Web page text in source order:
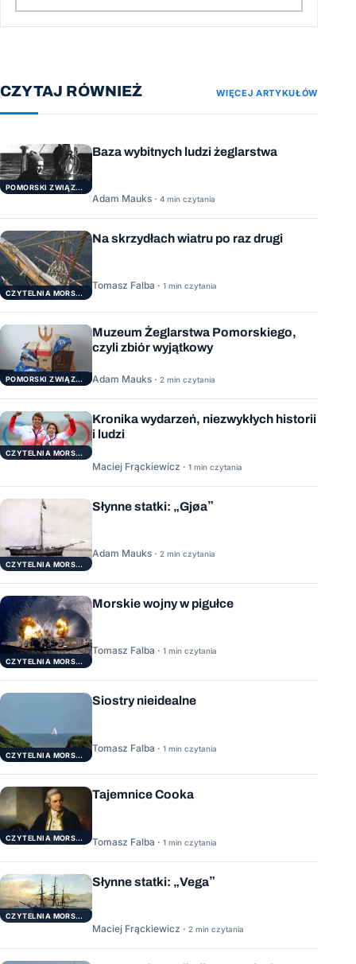
CZYTAJ RÓWNIEŻ WIĘCEJ ARTYKUŁÓW
POMORSKI ZWIĄZEK ŻEGLARSKI
Baza wybitnych ludzi żeglarstwa
Adam Mauks · 4 min czytania
CZYTELNIA MORSKA
Na skrzydłach wiatru po raz drugi
Tomasz Falba · 1 min czytania
POMORSKI ZWIĄZEK ŻEGLARSKI
Muzeum Żeglarstwa Pomorskiego,
czyli zbiór wyjątkowy
Adam Mauks · 2 min czytania
CZYTELNIA MORSKA
Kronika wydarzeń, niezwykłych historii
i ludzi
Maciej Frąckiewicz · 1 min czytania
CZYTELNIA MORSKA
Słynne statki: „Gjøa”
Adam Mauks · 2 min czytania
CZYTELNIA MORSKA
Morskie wojny w pigułce
Tomasz Falba · 1 min czytania
CZYTELNIA MORSKA
Siostry nieidealne
Tomasz Falba · 1 min czytania
CZYTELNIA MORSKA
Tajemnice Cooka
Tomasz Falba · 1 min czytania
CZYTELNIA MORSKA
Słynne statki: „Vega”
Maciej Frąckiewicz · 2 min czytania